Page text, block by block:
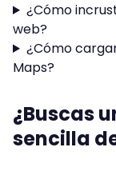
¿Cómo
web?
¿Cómo
Maps?
¿Buscas
sencilla